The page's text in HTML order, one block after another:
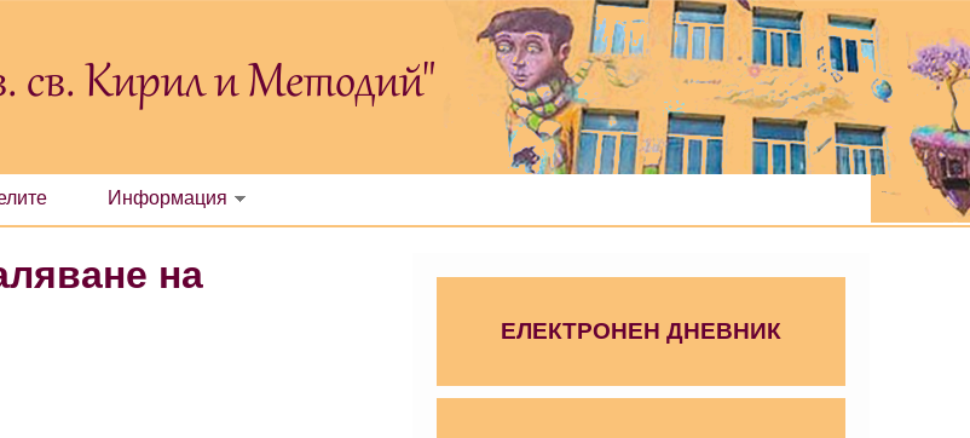
св. Кирил и Методий"
Информация
на
ЕЛЕКТРОНЕН ДНЕВНИК